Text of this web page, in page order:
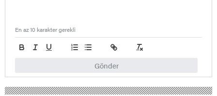
Gönder
En az 10 karakter gerekli